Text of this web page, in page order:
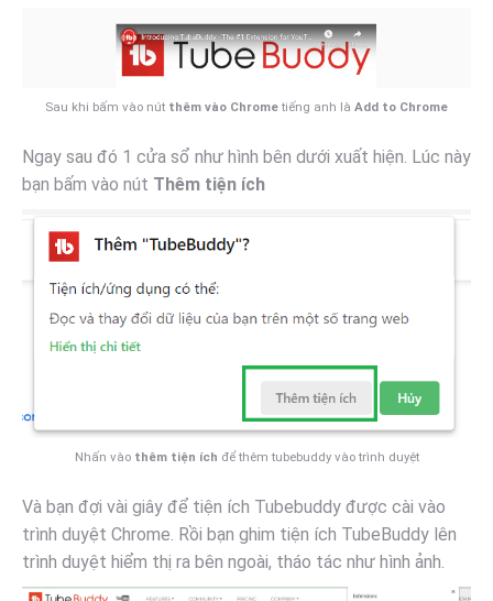
Sau khi bấm vào nút thêm vào Chrome tiếng anh là Add to Chrome
Ngay sau đó 1 cửa sổ như hình bên dưới xuất hiện. Lúc này
bạn bấm vào nút Thêm tiện ích
Nhấn vào thêm tiện ích để thêm tubebuddy vào trình duyệt
Và bạn đợi vài giây để tiện ích Tubebuddy được cài vào
trình duyệt Chrome. Rồi bạn ghim tiện ích TubeBuddy lên
trình duyệt hiểm thị ra bên ngoài, tháo tác như hình ảnh.